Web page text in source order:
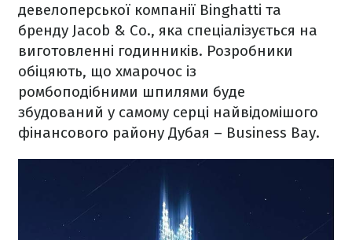
девелоперської компанії Binghatti та
бренду Jacob & Co., яка спеціалізується на
виготовленні годинників. Розробники
обіцяють, що хмарочос із
ромбоподібними шпилями буде
збудований у самому серці найвідомішого
фінансового району Дубая – Business Bay.